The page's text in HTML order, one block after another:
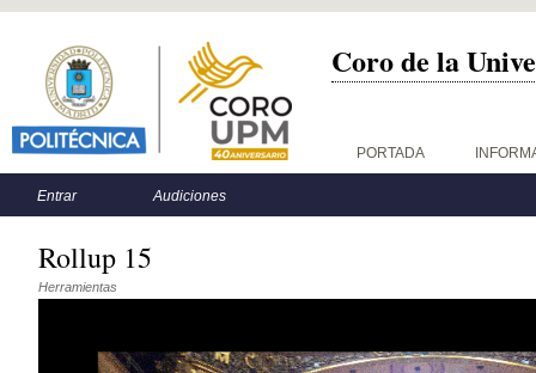
Coro de la
Menú principal PORTADA
Menú secundario
Entrar Audiciones
Rollup 15
Herramientas